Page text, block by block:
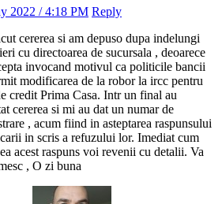
2022 / 4:18 PM Reply
cererea si am depuso dupa indelungi
cu directoarea de sucursala , deoarece
invocand motivul ca politicile bancii
modificarea de la robor la ircc pentru
credit Prima Casa. Intr un final au
cererea si mi au dat un numar de
, acum fiind in asteptarea raspunsului
in scris a refuzului lor. Imediat cum
acest raspuns voi revenii cu detalii. Va
, O zi buna